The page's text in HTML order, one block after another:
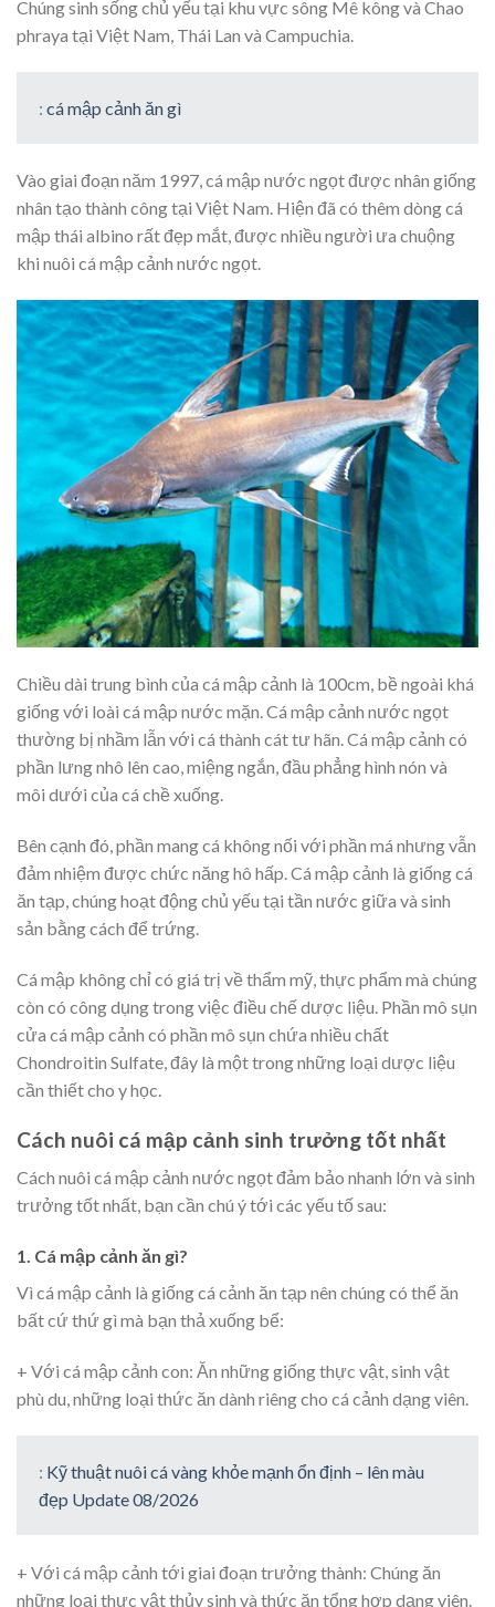
Chúng sinh sống chủ yếu tại khu vực sông Mê kông và Chao
phraya tại Việt Nam, Thái Lan và Campuchia.
: cá mập cảnh ăn gì
Vào giai đoạn năm 1997, cá mập nước ngọt được nhân giống
nhân tạo thành công tại Việt Nam. Hiện đã có thêm dòng cá
mập thái albino rất đẹp mắt, được nhiều người ưa chuộng
khi nuôi cá mập cảnh nước ngọt.
Chiều dài trung bình của cá mập cảnh là 100cm, bề ngoài khá
giống với loài cá mập nước mặn. Cá mập cảnh nước ngọt
thường bị nhầm lẫn với cá thành cát tư hãn. Cá mập cảnh có
phần lưng nhô lên cao, miệng ngắn, đầu phẳng hình nón và
môi dưới của cá chề xuống.
Bên cạnh đó, phần mang cá không nối với phần má nhưng vẫn
đảm nhiệm được chức năng hô hấp. Cá mập cảnh là giống cá
ăn tạp, chúng hoạt động chủ yếu tại tần nước giữa và sinh
sản bằng cách để trứng.
Cá mập không chỉ có giá trị về thẩm mỹ, thực phẩm mà chúng
còn có công dụng trong việc điều chế dược liệu. Phần mô sụn
cửa cá mập cảnh có phần mô sụn chứa nhiều chất
Chondroitin Sulfate, đây là một trong những loại dược liệu
cần thiết cho y học.
Cách nuôi cá mập cảnh sinh trưởng tốt nhất
Cách nuôi cá mập cảnh nước ngọt đảm bảo nhanh lớn và sinh
trưởng tốt nhất, bạn cần chú ý tới các yếu tố sau:
1. Cá mập cảnh ăn gì?
Vì cá mập cảnh là giống cá cảnh ăn tạp nên chúng có thể ăn
bất cứ thứ gì mà bạn thả xuống bể:
+ Với cá mập cảnh con: Ăn những giống thực vật, sinh vật
phù du, những loại thức ăn dành riêng cho cá cảnh dạng viên.
: Kỹ thuật nuôi cá vàng khỏe mạnh ổn định – lên màu
đẹp Update 08/2026
+ Với cá mập cảnh tới giai đoạn trưởng thành: Chúng ăn
những loại thực vật thủy sinh và thức ăn tổng hợp dạng viên.